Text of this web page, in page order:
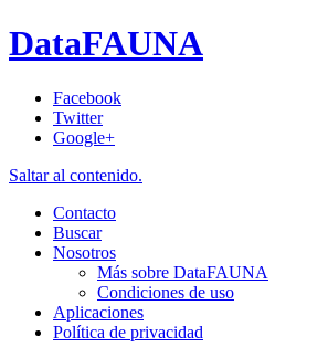
DataFAUNA
Facebook
Twitter
Google+
Saltar al contenido.
Contacto
Buscar
Nosotros
Más sobre DataFAUNA
Condiciones de uso
Aplicaciones
Política de privacidad